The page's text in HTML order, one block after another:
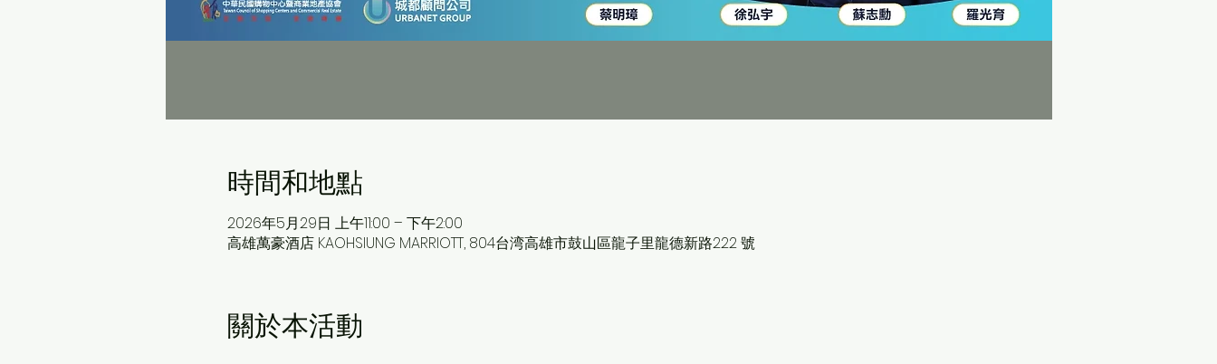
時間和地點
2026年5月29日 上午11:00 – 下午2:00
高雄萬豪酒店 KAOHSIUNG MARRIOTT, 804台湾高雄市鼓山區龍子里龍德新路222 號
關於本活動